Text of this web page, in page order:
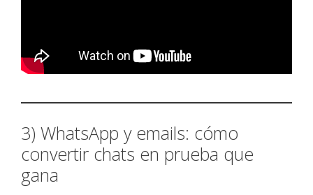
3) WhatsApp y emails: cómo
convertir chats en prueba que
gana